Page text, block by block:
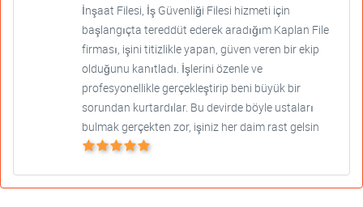
İnşaat Filesi, İş Güvenliği Filesi hizmeti için
başlangıçta tereddüt ederek aradığım Kaplan File
firması, işini titizlikle yapan, güven veren bir ekip
olduğunu kanıtladı. İşlerini özenle ve
profesyonellikle gerçekleştirip beni büyük bir
sorundan kurtardılar. Bu devirde böyle ustaları
bulmak gerçekten zor, işiniz her daim rast gelsin